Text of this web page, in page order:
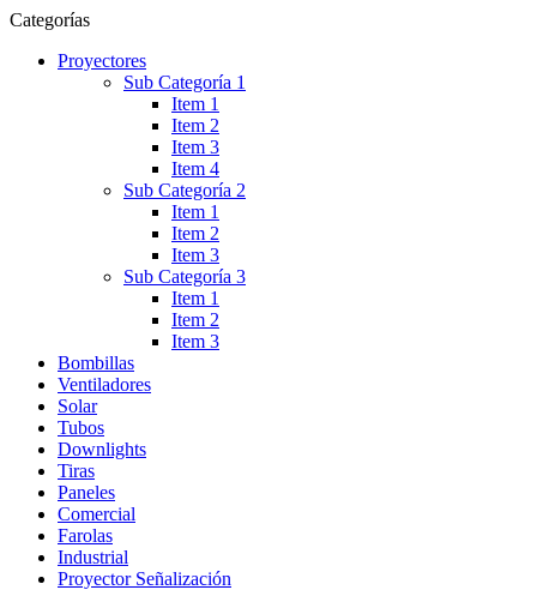
Categorías
Proyectores
Sub Categoría 1
Item 1
Item 2
Item 3
Item 4
Sub Categoría 2
Item 1
Item 2
Item 3
Sub Categoría 3
Item 1
Item 2
Item 3
Bombillas
Ventiladores
Solar
Tubos
Downlights
Tiras
Paneles
Comercial
Farolas
Industrial
Proyector Señalización